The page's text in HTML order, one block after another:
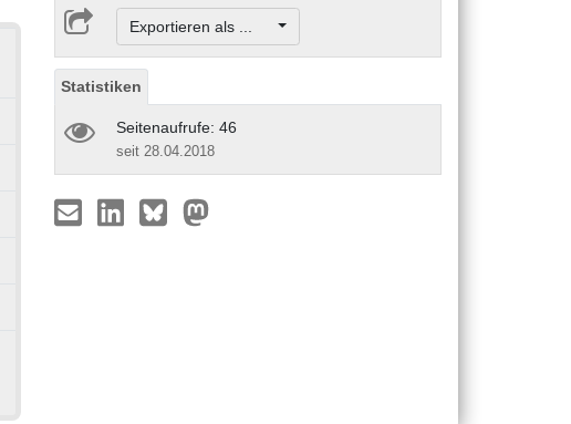
Exportieren als ...
Statistiken
Seitenaufrufe: 46
seit 28.04.2018